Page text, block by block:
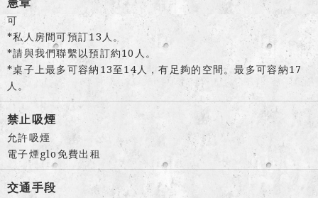
可
*私人房間可預訂13人。
*請與我們聯繫以預訂約10人。
*桌子上最多可容納13至14人，有足夠的空間。最多可容納17
人。
禁止吸煙
允許吸煙
電子煙glo免費出租
交通手段